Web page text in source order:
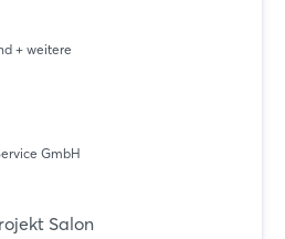
+ weitere
GmbH
Salon